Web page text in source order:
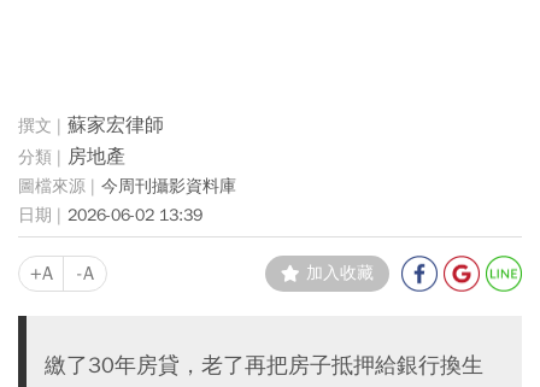
蘇家宏律師
房地產
今周刊攝影資料庫
2026-06-02 13:39
+A -A 加入收藏
繳了30年房貸，老了再把房子抵押給銀行換生